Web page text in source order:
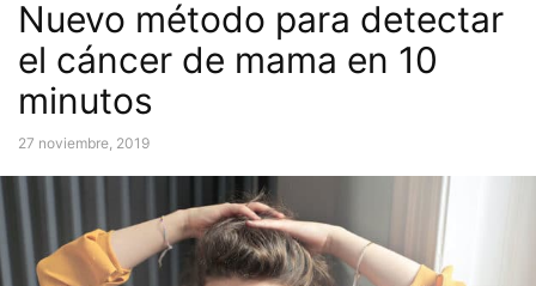
Nuevo método para detectar
el cáncer de mama en 10
minutos
27 noviembre, 2019